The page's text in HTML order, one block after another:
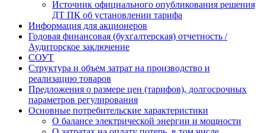
Источник официального опубликования решения
ДТ ПК об установлении тарифа
Информация для акционеров
Годовая финансовая (бухгалтерская) отчетность /
Аудиторское заключение
СОУТ
Структура и объем затрат на производство и
реализацию товаров
Предложения о размере цен (тарифов), долгосрочных
параметров регулирования
Основные потребительские характеристики
О балансе электрической энергии и мощности